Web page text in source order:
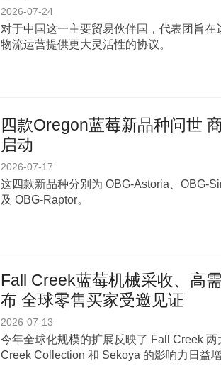
2026-07-24
对于中国这一主要贸易伙伴国，代表团旨在
物流运营提供更大灵活性的协议。
四款Oregon蓝莓新品种问世
启动
2026-07-17
这四款新品种分别为 OBG-Astoria、OBG-
及 OBG-Raptor。
Fall Creek蓝莓机械采收、高
布 全球零售买家受邀见证
2026-07-13
今年全球化规模的扩展反映了 Fall Creek
Creek Collection 和 Sekoya 的影响力日益增